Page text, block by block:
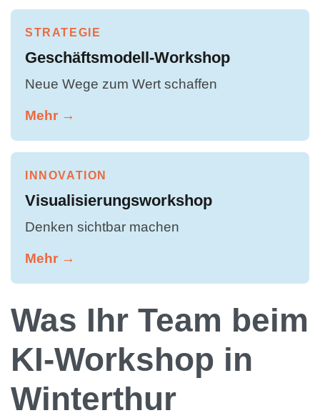
STRATEGIE
Geschäftsmodell-Workshop
Neue Wege zum Wert schaffen
Mehr →
INNOVATION
Visualisierungsworkshop
Denken sichtbar machen
Mehr →
Was Ihr Team beim
KI-Workshop in
Winterthur